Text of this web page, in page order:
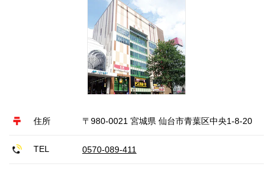
住所 〒980-0021 宮城県 仙台市青葉区中央1-8-20
TEL 0570-089-411